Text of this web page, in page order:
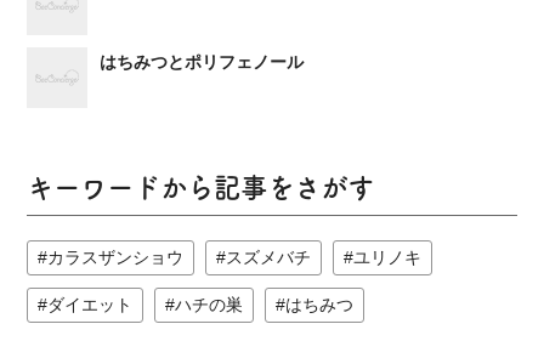
はちみつとポリフェノール
キーワードから記事をさがす
カラスザンショウ スズメバチ ユリノキ
ダイエット ハチの巣 はちみつ